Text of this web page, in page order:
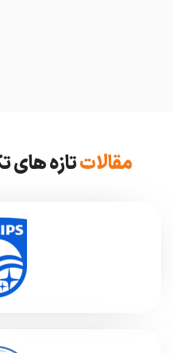
مقالاتتازه های